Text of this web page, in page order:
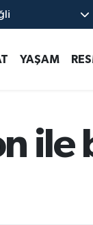
YAŞAM
ile